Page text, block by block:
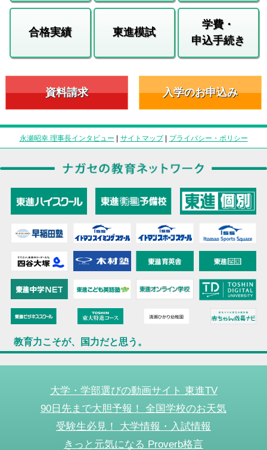
合格実績 東進模試
学費・
申込手続き
資料請求 入学のお申込み
永瀬昭幸 理事長インタビュー | サイトマップ| プライバシー・ポリシー
教育力こそが、国力だと思う。
大学・学部選びの動画サイト 東進TV
90日先まで大胆予報！ 全国学校のお天気
受験生必見！ 大学情報・入試情報
きっと元気になる Proverb格言